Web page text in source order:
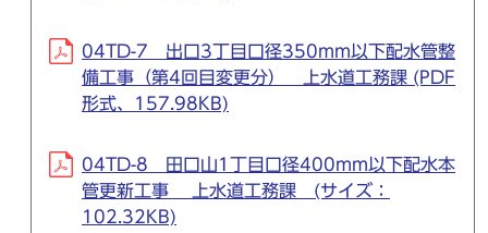
04TD-7 出口3丁目口径350mm以下配水管整
備工事（第4回目変更分） 上水道工務課 (PDF
形式、157.98KB)
04TD-8 田口山1丁目口径400mm以下配水本
管更新工事 上水道工務課 (サイズ：
102.32KB)